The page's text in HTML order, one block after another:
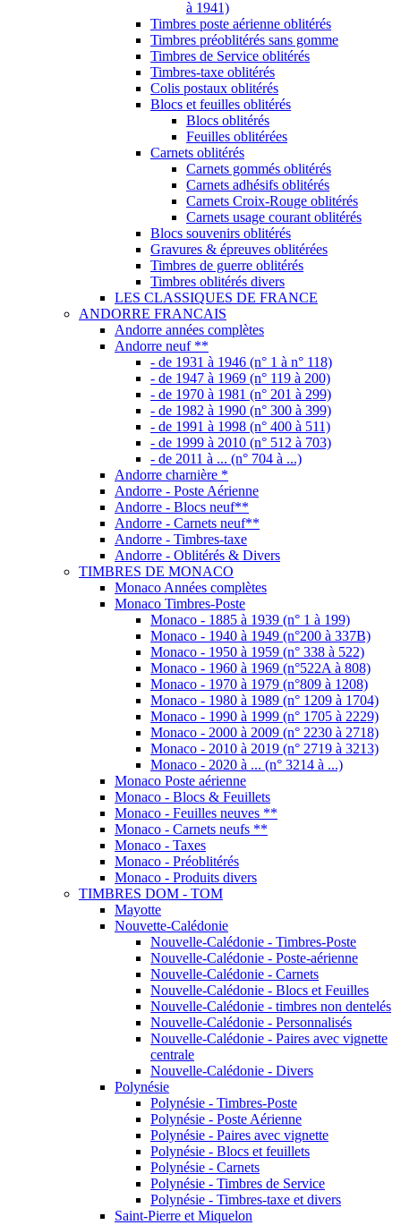
à 1941)
Timbres poste aérienne oblitérés
Timbres préoblitérés sans gomme
Timbres de Service oblitérés
Timbres-taxe oblitérés
Colis postaux oblitérés
Blocs et feuilles oblitérés
Blocs oblitérés
Feuilles oblitérées
Carnets oblitérés
Carnets gommés oblitérés
Carnets adhésifs oblitérés
Carnets Croix-Rouge oblitérés
Carnets usage courant oblitérés
Blocs souvenirs oblitérés
Gravures & épreuves oblitérées
Timbres de guerre oblitérés
Timbres oblitérés divers
LES CLASSIQUES DE FRANCE
ANDORRE FRANCAIS
Andorre années complètes
Andorre neuf **
- de 1931 à 1946 (n° 1 à n° 118)
- de 1947 à 1969 (n° 119 à 200)
- de 1970 à 1981 (n° 201 à 299)
- de 1982 à 1990 (n° 300 à 399)
- de 1991 à 1998 (n° 400 à 511)
- de 1999 à 2010 (n° 512 à 703)
- de 2011 à ... (n° 704 à ...)
Andorre charnière *
Andorre - Poste Aérienne
Andorre - Blocs neuf**
Andorre - Carnets neuf**
Andorre - Timbres-taxe
Andorre - Oblitérés & Divers
TIMBRES DE MONACO
Monaco Années complètes
Monaco Timbres-Poste
Monaco - 1885 à 1939 (n° 1 à 199)
Monaco - 1940 à 1949 (n°200 à 337B)
Monaco - 1950 à 1959 (n° 338 à 522)
Monaco - 1960 à 1969 (n°522A à 808)
Monaco - 1970 à 1979 (n°809 à 1208)
Monaco - 1980 à 1989 (n° 1209 à 1704)
Monaco - 1990 à 1999 (n° 1705 à 2229)
Monaco - 2000 à 2009 (n° 2230 à 2718)
Monaco - 2010 à 2019 (n° 2719 à 3213)
Monaco - 2020 à ... (n° 3214 à ...)
Monaco Poste aérienne
Monaco - Blocs & Feuillets
Monaco - Feuilles neuves **
Monaco - Carnets neufs **
Monaco - Taxes
Monaco - Préoblitérés
Monaco - Produits divers
TIMBRES DOM - TOM
Mayotte
Nouvette-Calédonie
Nouvelle-Calédonie - Timbres-Poste
Nouvelle-Calédonie - Poste-aérienne
Nouvelle-Calédonie - Carnets
Nouvelle-Calédonie - Blocs et Feuilles
Nouvelle-Calédonie - timbres non dentelés
Nouvelle-Calédonie - Personnalisés
Nouvelle-Calédonie - Paires avec vignette
centrale
Nouvelle-Calédonie - Divers
Polynésie
Polynésie - Timbres-Poste
Polynésie - Poste Aérienne
Polynésie - Paires avec vignette
Polynésie - Blocs et feuillets
Polynésie - Carnets
Polynésie - Timbres de Service
Polynésie - Timbres-taxe et divers
Saint-Pierre et Miquelon